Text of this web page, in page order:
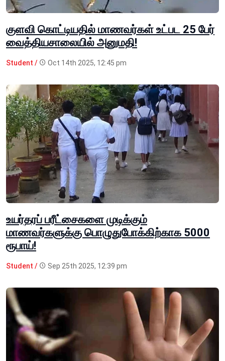
குளவி கொட்டியதில் மாணவர்கள் உட்பட 25 பேர்
வைத்தியசாலையில் அனுமதி!
Student / Oct 14th 2025, 12:45 pm
உயர்தரப் பரீட்சைகளை முடிக்கும்
மாணவர்களுக்கு பொழுதுபோக்கிற்காக 5000
ரூபாய்!
Student / Sep 25th 2025, 12:39 pm